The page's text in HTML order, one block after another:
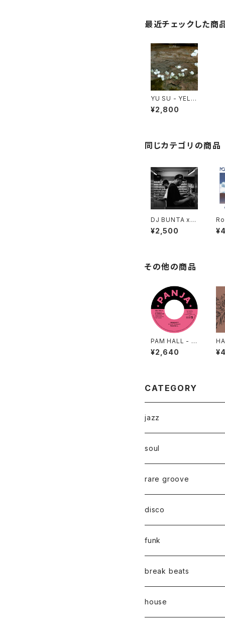
最近チェックした商
YU SU - YELL
OW RIVER BL
UE "LP"
¥2,800
同じカテゴリの商品
DJ BUNTA x D
USTY HUSKY
- 47 CAMPiN
¥2,500
その他の商品
PAM HALL - H
UMANITY c/w
ARCHIBALD
¥2,640
さ
CATEGORY
jazz
soul
rare groove
disco
funk
break beats
house